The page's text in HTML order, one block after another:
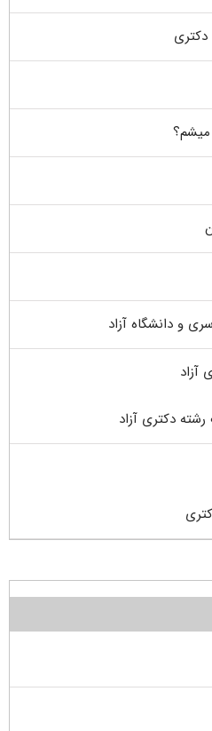
میشم؟
و دانشگاه آزاد
آزاد
دکتری آزاد